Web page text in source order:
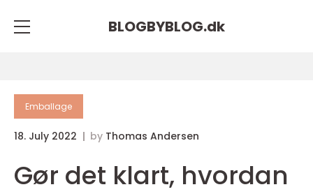
BLOGBYBLOG.dk
Emballage
18. July 2022 by Thomas Andersen
Gør det klart, hvordan